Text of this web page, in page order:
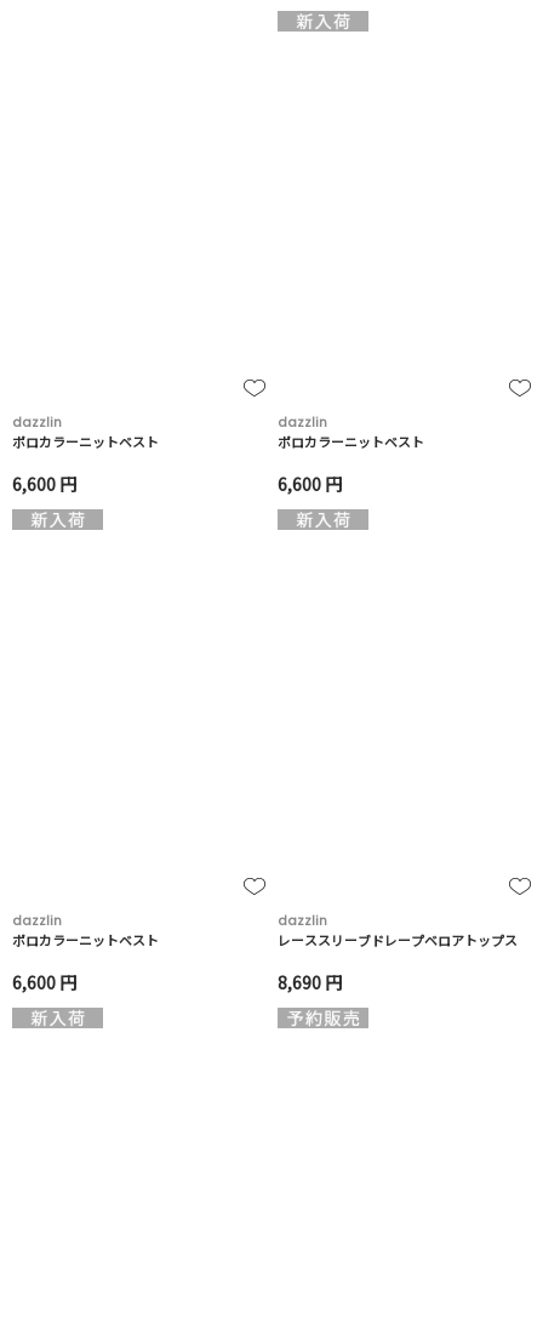
dazzlin
ポロカラーニットベスト
6,600 円
dazzlin
ポロカラーニットベスト
6,600 円
dazzlin
ポロカラーニットベスト
6,600 円
dazzlin
レーススリーブドレープベロアトップス
8,690 円